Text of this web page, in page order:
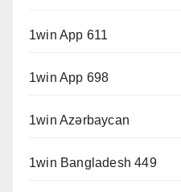
1win App 611
1win App 698
1win Azərbaycan
1win Bangladesh 449